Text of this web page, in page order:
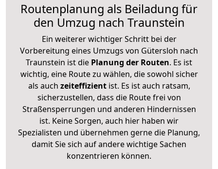
Routenplanung als Beiladung für
den Umzug nach Traunstein
Ein weiterer wichtiger Schritt bei der
Vorbereitung eines Umzugs von Gütersloh nach
Traunstein ist die Planung der Routen. Es ist
wichtig, eine Route zu wählen, die sowohl sicher
als auch zeiteffizientist. Es ist auch ratsam,
sicherzustellen, dass die Route frei von
Straßensperrungen und anderen Hindernissen
ist. Keine Sorgen, auch hier haben wir
Spezialisten und übernehmen gerne die Planung,
damit Sie sich auf andere wichtige Sachen
konzentrieren können.